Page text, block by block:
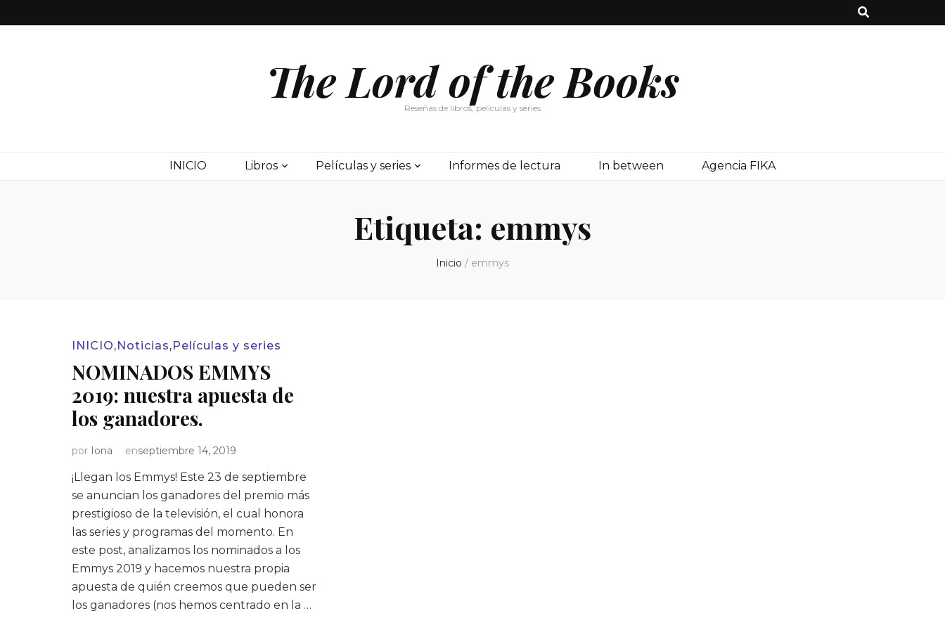
The Lord of the Books
Reseñas de libros, películas y series
INICIO Libros Películas y series Informes de lectura In between Agencia FIKA
Etiqueta: emmys
Inicio / emmys
INICIO,Noticias,Películas y series
NOMINADOS EMMYS
2019: nuestra apuesta de
los ganadores.
por Iona enseptiembre 14, 2019
¡Llegan los Emmys! Este 23 de septiembre
se anuncian los ganadores del premio más
prestigioso de la televisión, el cual honora
las series y programas del momento. En
este post, analizamos los nominados a los
Emmys 2019 y hacemos nuestra propia
apuesta de quién creemos que pueden ser
los ganadores (nos hemos centrado en la …